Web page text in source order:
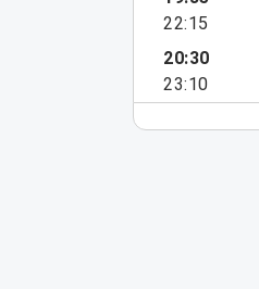
22:15
20:30
23:10